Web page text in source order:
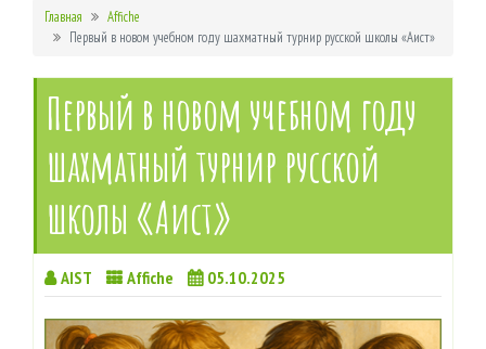
Главная
Affiche
Первый в новом учебном году шахматный турнир русской школы «Аист»
Первый в новом учебном году
шахматный турнир русской
школы «Аист»
AIST Affiche 05.10.2025